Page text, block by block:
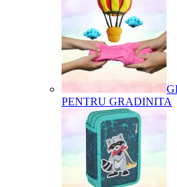
PENTRU GRADINITA